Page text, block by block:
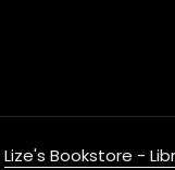
Lize's Bookstore -